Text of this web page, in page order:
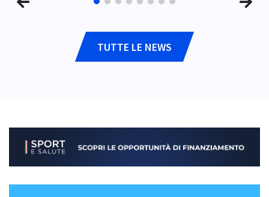
TUTTE LE NEWS